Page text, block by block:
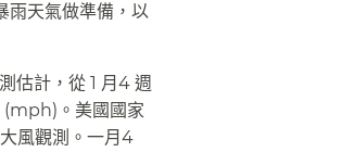
雨天氣做準備，以
估計，從 1 月4 週
(mph)。美國國家
風觀測。一月4